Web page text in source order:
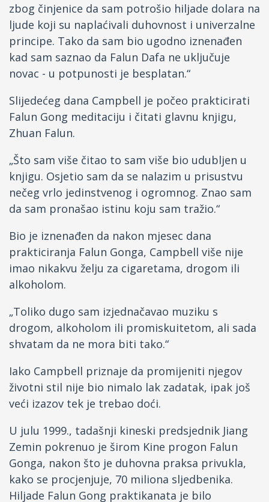
zbog činjenice da sam potrošio hiljade dolara na
ljude koji su naplaćivali duhovnost i univerzalne
principe. Tako da sam bio ugodno iznenađen
kad sam saznao da Falun Dafa ne uključuje
novac - u potpunosti je besplatan.“
Slijedećeg dana Campbell je počeo prakticirati
Falun Gong meditaciju i čitati glavnu knjigu,
Zhuan Falun.
„Što sam više čitao to sam više bio udubljen u
knjigu. Osjetio sam da se nalazim u prisustvu
nečeg vrlo jedinstvenog i ogromnog. Znao sam
da sam pronašao istinu koju sam tražio.“
Bio je iznenađen da nakon mjesec dana
prakticiranja Falun Gonga, Campbell više nije
imao nikakvu želju za cigaretama, drogom ili
alkoholom.
„Toliko dugo sam izjednačavao muziku s
drogom, alkoholom ili promiskuitetom, ali sada
shvatam da ne mora biti tako.“
Iako Campbell priznaje da promijeniti njegov
životni stil nije bio nimalo lak zadatak, ipak još
veći izazov tek je trebao doći.
U julu 1999., tadašnji kineski predsjednik Jiang
Zemin pokrenuo je širom Kine progon Falun
Gonga, nakon što je duhovna praksa privukla,
kako se procjenjuje, 70 miliona sljedbenika.
Hiljade Falun Gong praktikanata je bilo